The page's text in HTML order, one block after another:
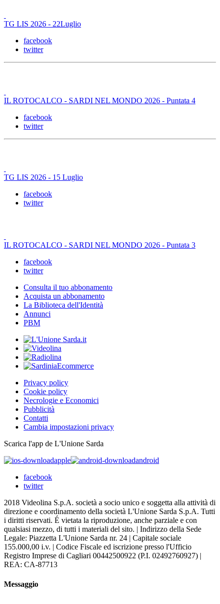
TG LIS 2026 - 22Luglio
facebook
twitter
IL ROTOCALCO - SARDI NEL MONDO 2026 - Puntata 4
facebook
twitter
TG LIS 2026 - 15 Luglio
facebook
twitter
IL ROTOCALCO - SARDI NEL MONDO 2026 - Puntata 3
facebook
twitter
Consulta il tuo abbonamento
Acquista un abbonamento
La Biblioteca dell'Identità
Annunci
PBM
Privacy policy
Cookie policy
Necrologie e Economici
Pubblicità
Contatti
Cambia impostazioni privacy
Scarica l'app de L'Unione Sarda
apple
android
facebook
twitter
2018 Videolina S.p.A. società a socio unico e soggetta alla attività di
direzione e coordinamento della società L'Unione Sarda S.p.A. Tutti
i diritti riservati. É vietata la riproduzione, anche parziale e con
qualsiasi mezzo, di tutti i materiali del sito. | Indirizzo della Sede
Legale: Piazzetta L'Unione Sarda nr. 24 | Capitale sociale
155.000,00 i.v. | Codice Fiscale ed iscrizione presso l'Ufficio
Registro Imprese di Cagliari 00442500922 (P.I. 02492760927) |
REA: CA-87713
Messaggio